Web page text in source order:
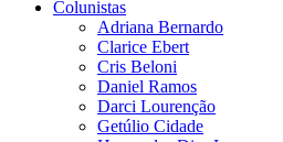
Colunistas
Adriana Bernardo
Clarice Ebert
Cris Beloni
Daniel Ramos
Darci Lourenção
Getúlio Cidade